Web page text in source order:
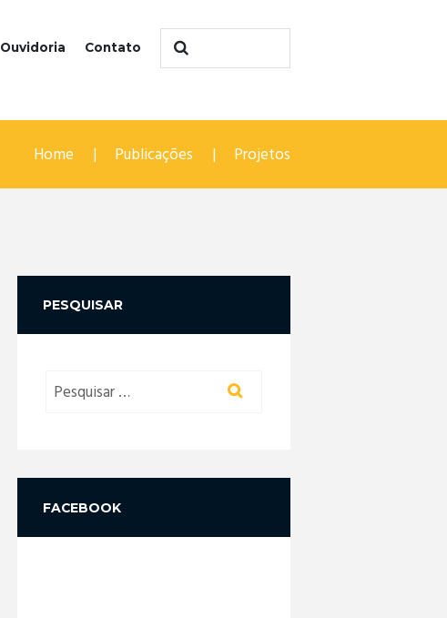
Ouvidoria Contato
Home Publicações Projetos
PESQUISAR
FACEBOOK